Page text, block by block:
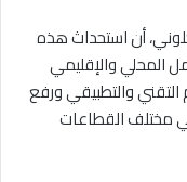
أن استحداث هذه
المحلي والإقليمي
والتطبيقي ورفع
مختلف القطاعات